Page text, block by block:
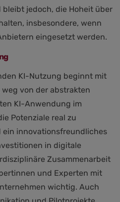
jedoch, die Hoheit über
insbesondere, wenn
eingesetzt werden.
KI-Nutzung beginnt mit
von der abstrakten
KI-Anwendung im
Potenziale real zu
innovationsfreundliches
in digitale
Zusammenarbeit
und Experten mit
wichtig. Auch